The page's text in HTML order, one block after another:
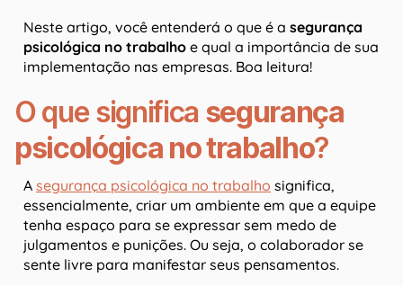
Neste artigo, você entenderá o que é a segurança
psicológica no trabalho e qual a importância de sua
implementação nas empresas. Boa leitura!
O que significa segurança
psicológica no trabalho?
A segurança psicológica no trabalho significa,
essencialmente, criar um ambiente em que a equipe
tenha espaço para se expressar sem medo de
julgamentos e punições. Ou seja, o colaborador se
sente livre para manifestar seus pensamentos.